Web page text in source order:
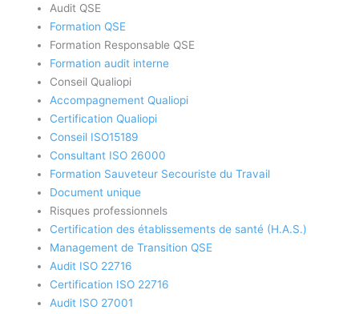
Audit QSE
Formation QSE
Formation Responsable QSE
Formation audit interne
Conseil Qualiopi
Accompagnement Qualiopi
Certification Qualiopi
Conseil ISO15189
Consultant ISO 26000
Formation Sauveteur Secouriste du Travail
Document unique
Risques professionnels
Certification des établissements de santé (H.A.S.)
Management de Transition QSE
Audit ISO 22716
Certification ISO 22716
Audit ISO 27001